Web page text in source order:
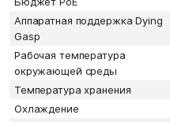
Аппаратная поддержка Dying
Gasp
Рабочая температура
окружающей среды
Температура хранения
Охлаждение